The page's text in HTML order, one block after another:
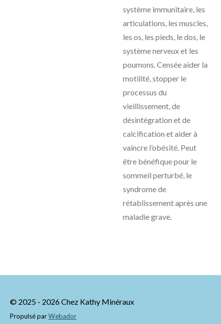
système immunitaire, les
articulations, les muscles,
les os, les pieds, le dos, le
système nerveux et les
poumons. Censée aider la
motilité, stopper le
processus du
vieillissement, de
désintégration et de
calcification et aider à
vaincre l’obésité. Peut
être bénéfique pour le
sommeil perturbé, le
syndrome de
rétablissement après une
maladie grave.
© 2025 - 2026 Chez Kathy Minéraux
Propulsé parWebador